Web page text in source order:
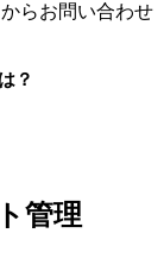
らお問い合わせ
？
管理